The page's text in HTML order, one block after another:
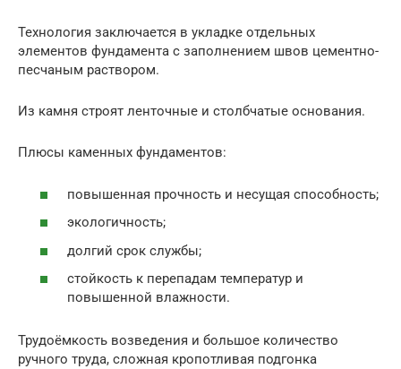
Технология заключается в укладке отдельных
элементов фундамента с заполнением швов цементно-
песчаным раствором.
Из камня строят ленточные и столбчатые основания.
Плюсы каменных фундаментов:
повышенная прочность и несущая способность;
экологичность;
долгий срок службы;
стойкость к перепадам температур и
повышенной влажности.
Трудоёмкость возведения и большое количество
ручного труда, сложная кропотливая подгонка